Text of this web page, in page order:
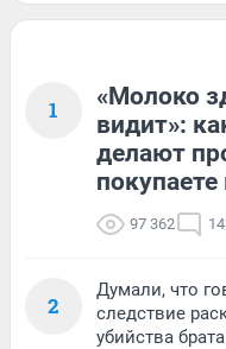
1
«Молоко
видит»:
делают
97 362
2
Думали, что
следствие
убийства